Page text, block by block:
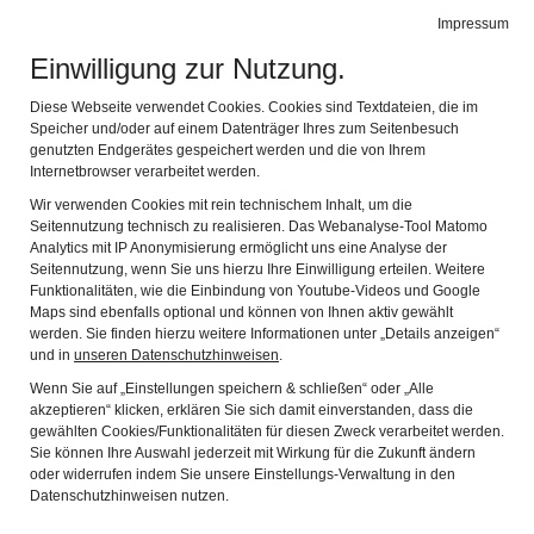
Impressum
Einwilligung zur Nutzung.
Diese Webseite verwendet Cookies. Cookies sind Textdateien, die im
Speicher und/oder auf einem Datenträger Ihres zum Seitenbesuch
genutzten Endgerätes gespeichert werden und die von Ihrem
Internetbrowser verarbeitet werden.
Wir verwenden Cookies mit rein technischem Inhalt, um die
Seitennutzung technisch zu realisieren. Das Webanalyse-Tool Matomo
Analytics mit IP Anonymisierung ermöglicht uns eine Analyse der
Seitennutzung, wenn Sie uns hierzu Ihre Einwilligung erteilen. Weitere
Funktionalitäten, wie die Einbindung von Youtube-Videos und Google
Maps sind ebenfalls optional und können von Ihnen aktiv gewählt
werden. Sie finden hierzu weitere Informationen unter „Details anzeigen“
und in unseren Datenschutzhinweisen.
Wenn Sie auf „Einstellungen speichern & schließen“ oder „Alle
akzeptieren“ klicken, erklären Sie sich damit einverstanden, dass die
gewählten Cookies/Funktionalitäten für diesen Zweck verarbeitet werden.
Sie können Ihre Auswahl jederzeit mit Wirkung für die Zukunft ändern
oder widerrufen indem Sie unsere Einstellungs-Verwaltung in den
Datenschutzhinweisen nutzen.
Gebärdensprache
Fränkisches Freilandmuseum Fladungen
Veranstaltungen 2026